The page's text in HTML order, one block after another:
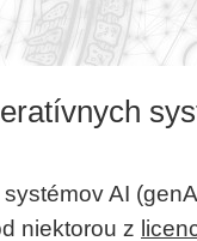
AI
niektorou z